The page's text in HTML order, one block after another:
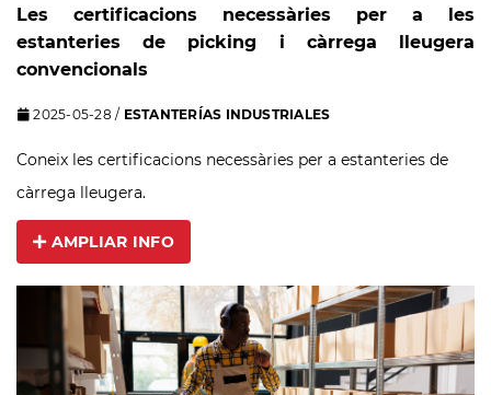
Les certificacions necessàries per a les
estanteries de picking i càrrega lleugera
convencionals
2025-05-28/ ESTANTERÍAS INDUSTRIALES
Coneix les certificacions necessàries per a estanteries de
càrrega lleugera.
AMPLIAR INFO